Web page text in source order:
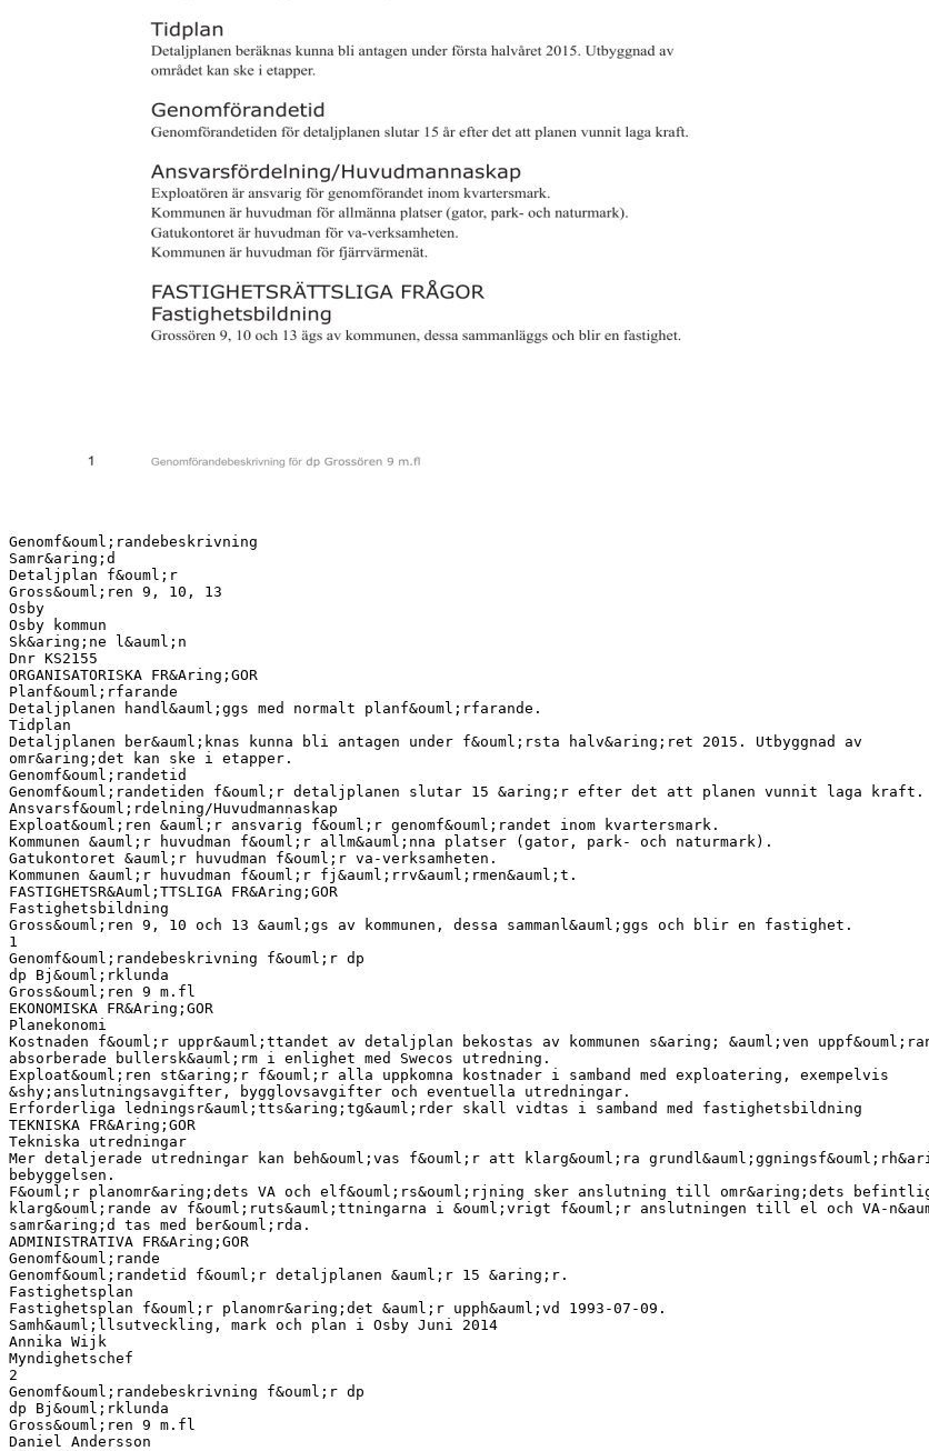
Genomf&ouml;randebeskrivning
Samr&aring;d
Detaljplan f&ouml;r
Gross&ouml;ren 9, 10, 13
Osby
Osby kommun
Sk&aring;ne l&auml;n
Dnr KS2155
ORGANISATORISKA FR&Aring;GOR
Planf&ouml;rfarande
Detaljplanen handl&auml;ggs med normalt planf&ouml;rfarande.
Tidplan
Detaljplanen ber&auml;knas kunna bli antagen under f&ouml;rsta halv&aring;ret 2015. Utbyggnad av
omr&aring;det kan ske i etapper.
Genomf&ouml;randetid
Genomf&ouml;randetiden f&ouml;r detaljplanen slutar 15 &aring;r efter det att planen vunnit laga kraft.
Ansvarsf&ouml;rdelning/Huvudmannaskap
Exploat&ouml;ren &auml;r ansvarig f&ouml;r genomf&ouml;randet inom kvartersmark.
Kommunen &auml;r huvudman f&ouml;r allm&auml;nna platser (gator, park- och naturmark).
Gatukontoret &auml;r huvudman f&ouml;r va-verksamheten.
Kommunen &auml;r huvudman f&ouml;r fj&auml;rrv&auml;rmen&auml;t.
FASTIGHETSR&Auml;TTSLIGA FR&Aring;GOR
Fastighetsbildning
Gross&ouml;ren 9, 10 och 13 &auml;gs av kommunen, dessa sammanl&auml;ggs och blir en fastighet.
1
Genomf&ouml;randebeskrivning f&ouml;r dp
dp Bj&ouml;rklunda
Gross&ouml;ren 9 m.fl
EKONOMISKA FR&Aring;GOR
Planekonomi
Kostnaden f&ouml;r uppr&auml;ttandet av detaljplan bekostas av kommunen s&aring; &auml;ven
absorberade bullersk&auml;rm i enlighet med Swecos utredning.
Exploat&ouml;ren st&aring;r f&ouml;r alla uppkomna kostnader i samband med exploatering, exempelvis
&shy;anslutningsavgifter, bygglovsavgifter och eventuella utredningar.
Erforderliga ledningsr&auml;tts&aring;tg&auml;rder skall vidtas i samband med fastighetsbildning
TEKNISKA FR&Aring;GOR
Tekniska utredningar
Mer detaljerade utredningar kan beh&ouml;vas f&ouml;r att klarg&ouml;ra
bebyggelsen.
F&ouml;r planomr&aring;dets VA och elf&ouml;rs&ouml;rjning sker anslutning till omr&aring;dets
klarg&ouml;rande av f&ouml;ruts&auml;ttningarna i &ouml;vrigt f&ouml;r anslutningen till el och VA-
samr&aring;d tas med ber&ouml;rda.
ADMINISTRATIVA FR&Aring;GOR
Genomf&ouml;rande
Genomf&ouml;randetid f&ouml;r detaljplanen &auml;r 15 &aring;r.
Fastighetsplan
Fastighetsplan f&ouml;r planomr&aring;det &auml;r upph&auml;vd 1993-07-09.
Samh&auml;llsutveckling, mark och plan i Osby Juni 2014
Annika Wijk
Myndighetschef
2
Genomf&ouml;randebeskrivning f&ouml;r dp
dp Bj&ouml;rklunda
Gross&ouml;ren 9 m.fl
Daniel Andersson